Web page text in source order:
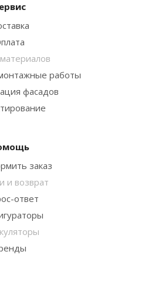
работы
фасадов
заказ
и возврат
ответ